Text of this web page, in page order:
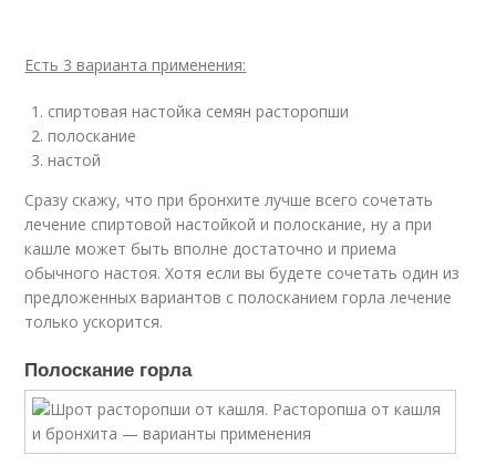
Есть 3 варианта применения:
спиртовая настойка семян расторопши
полоскание
настой
Сразу скажу, что при бронхите лучше всего сочетать
лечение спиртовой настойкой и полоскание, ну а при
кашле может быть вполне достаточно и приема
обычного настоя. Хотя если вы будете сочетать один из
предложенных вариантов с полосканием горла лечение
только ускорится.
Полоскание горла